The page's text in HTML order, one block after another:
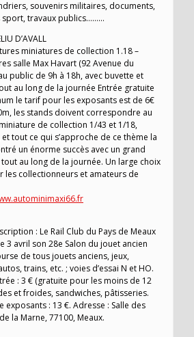
souvenirs militaires, documents,
sport, travaux publics………
D’AVALL
miniatures de collection 1.18 –
salle Max Havart (92 Avenue du
public de 9h à 18h, avec buvette et
au long de la journée Entrée gratuite
le tarif pour les exposants est de 6€
les stands doivent correspondre au
de collection 1/43 et 1/18,
tout ce qui s’approche de ce thème la
un énorme succès avec un grand
au long de la journée. Un large choix
les collectionneurs et amateurs de
: Le Rail Club du Pays de Meaux
3 avril son 28e Salon du jouet ancien
de tous jouets anciens, jeux,
trains, etc. ; voies d’essai N et HO.
: 3 € (gratuite pour les moins de 12
et froides, sandwiches, pâtisseries.
exposants : 13 €. Adresse : Salle des
la Marne, 77100, Meaux.